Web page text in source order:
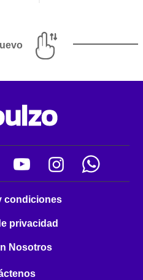
condiciones
privacidad
Nosotros